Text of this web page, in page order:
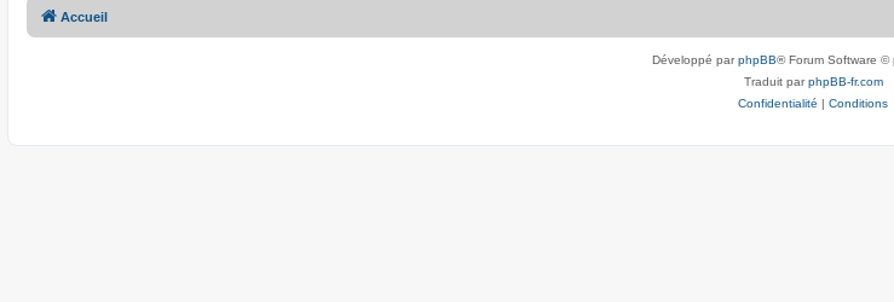
Accueil
Développé parphpBB® Forum Software ©
Traduit parphpBB-fr.com
Confidentialité | Conditions